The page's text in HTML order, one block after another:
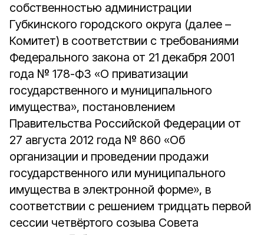
собственностью администрации
Губкинского городского округа (далее –
Комитет) в соответствии с требованиями
Федерального закона от 21 декабря 2001
года № 178-ФЗ «О приватизации
государственного и муниципального
имущества», постановлением
Правительства Российской Федерации от
27 августа 2012 года № 860 «Об
организации и проведении продажи
государственного или муниципального
имущества в электронной форме», в
соответствии с решением тридцать первой
сессии четвёртого созыва Совета